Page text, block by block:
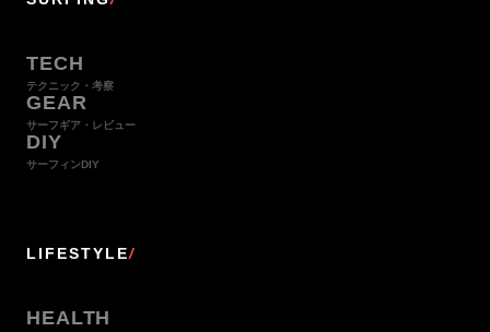
TECH
テクニック・考察
GEAR
サーフギア・レビュー
DIY
サーフィンDIY
LIFESTYLE/
HEALTH